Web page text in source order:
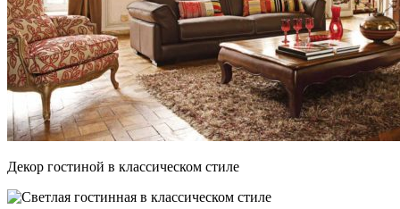
Декор гостиной в классическом стиле